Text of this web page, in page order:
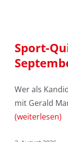
Sport-
Wer als
mit Gerald
(weiterlesen)